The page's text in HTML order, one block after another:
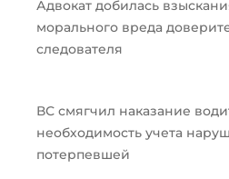
Адвокат добилась
морального вреда
следователя
ВС смягчил наказание
необходимость учета
потерпевшей